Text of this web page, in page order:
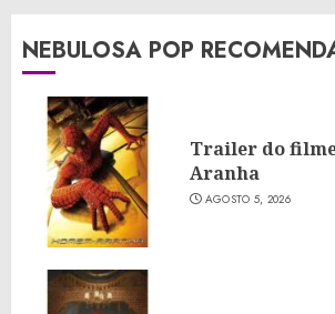
NEBULOSA POP
Trailer do
Aranha
AGOSTO 5, 2026